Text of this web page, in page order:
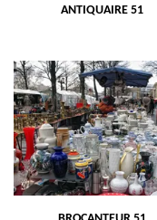
ANTIQUAIRE 51